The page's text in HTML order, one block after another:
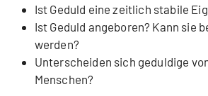
Ist Geduld eine zeitlich stabile
Ist Geduld angeboren? Kann sie
werden?
Unterscheiden sich geduldige
Menschen?